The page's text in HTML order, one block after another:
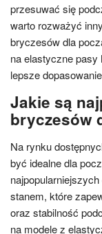
przesuwać się
warto rozważyć
bryczesów dla
na elastyczne pasy
lepsze
Jakie są
bryczesów
Na rynku
być idealne dla
stanem, które
oraz stabilność
na modele z